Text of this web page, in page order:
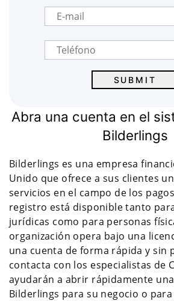
Abra una cuenta en el
Bilderlings
Bilderlings es una empresa
Unido que ofrece a sus clientes
servicios en el campo de los
registro está disponible tanto
jurídicas como para personas
organización opera bajo una
una cuenta de forma rápida y sin
contacta con los especialistas de
ayudarán a abrir rápidamente
Bilderlings para su negocio o